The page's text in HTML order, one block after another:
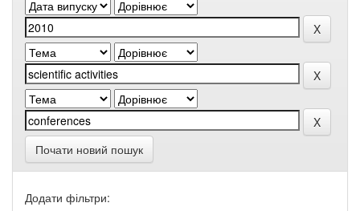
Почати новий пошук
Додати фільтри: